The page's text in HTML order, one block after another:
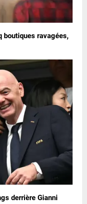
boutiques ravagées,
derrière Gianni